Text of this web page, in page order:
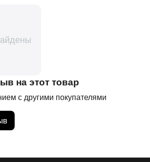
на этот товар
с другими покупателями